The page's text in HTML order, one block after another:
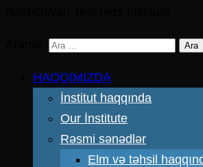
HAQQIMIZDA
İnstitut haqqında
Our İnstitute
Rəsmi sənədlər
Elm və təhsil